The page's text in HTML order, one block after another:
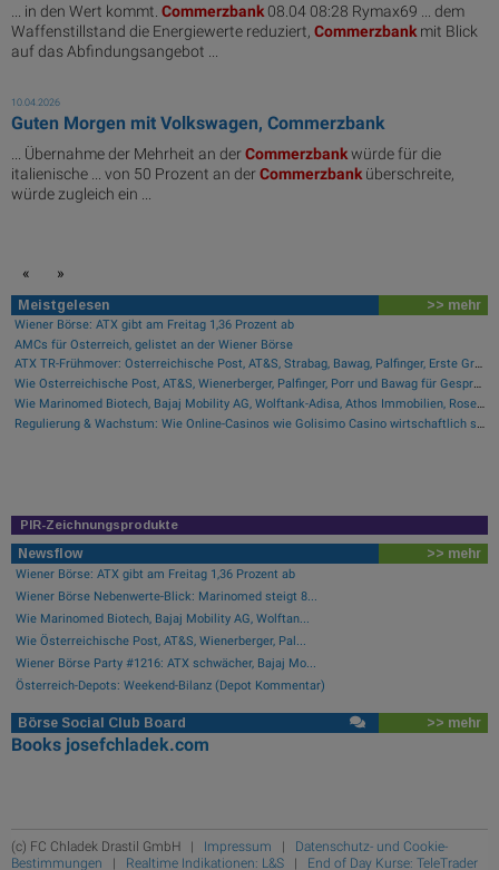
... in den Wert kommt. Commerzbank08.04 08:28 Rymax69 ... dem
Waffenstillstand die Energiewerte reduziert, Commerzbankmit Blick
auf das Abfindungsangebot ...
10.04.2026
Guten Morgen mit Volkswagen, Commerzbank
... Übernahme der Mehrheit an derCommerzbankwürde für die
italienische ... von 50 Prozent an derCommerzbanküberschreite,
würde zugleich ein ...
« »
Meistgelesen >> mehr
Wiener Börse: ATX gibt am Freitag 1,36 Prozent ab
AMCs für Österreich, gelistet an der Wiener Börse
ATX TR-Frühmover: Österreichische Post, AT&S, Strabag, Bawag, Palfinger, Erste Group, voestalpine, CA Immo, Uniqa und DO&CO
Wie Österreichische Post, AT&S, Wienerberger, Palfinger, Porr und Bawag für Gesprächsstoff im ATX sorgten
Wie Marinomed Biotech, Bajaj Mobility AG, Wolftank-Adisa, Athos Immobilien, Rosenbauer und Telekom Austria für Gesprächsstoff in Österreich sorgten
Regulierung & Wachstum: Wie Online-Casinos wie Golisimo Casino wirtschaftlich skalieren
PIR-Zeichnungsprodukte
Newsflow >> mehr
Wiener Börse: ATX gibt am Freitag 1,36 Prozent ab
Wiener Börse Nebenwerte-Blick: Marinomed steigt 8...
Wie Marinomed Biotech, Bajaj Mobility AG, Wolftan...
Wie Österreichische Post, AT&S, Wienerberger, Pal...
Wiener Börse Party #1216: ATX schwächer, Bajaj Mo...
Österreich-Depots: Weekend-Bilanz (Depot Kommentar)
Börse Social Club Board >> mehr
Books josefchladek.com
(c) FC Chladek Drastil GmbH | Impressum | Datenschutz- und Cookie-
Bestimmungen | Realtime Indikationen: L&S | End of Day Kurse: TeleTrader